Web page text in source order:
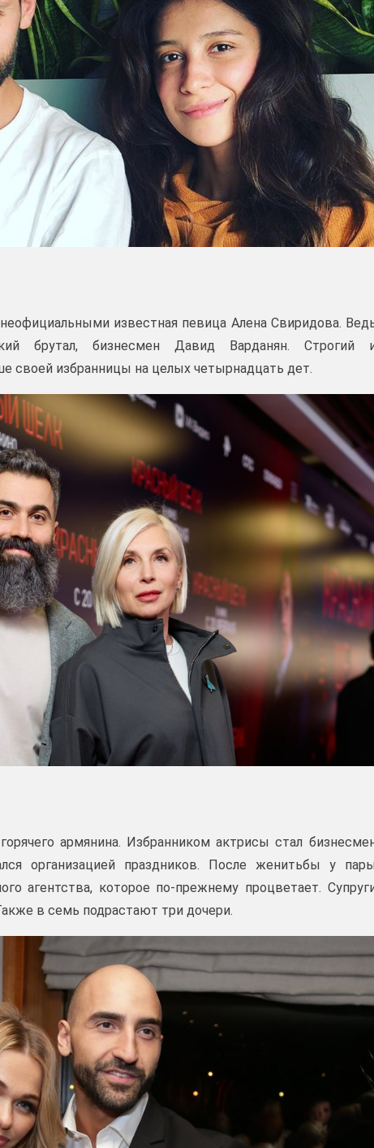
известная певица Алена Свиридова.
брутал, бизнесмен Давид Варданян. Строгий
своей избранницы на целых четырнадцать дет.
армянина. Избранником актрисы стал
организацией праздников. После женитьбы у
агентства, которое по-прежнему процветает.
в семь подрастают три дочери.